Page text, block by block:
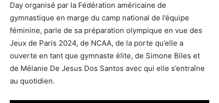
Day organisé par la Fédération américaine de
gymnastique en marge du camp national de l’équipe
féminine, parle de sa préparation olympique en vue des
Jeux de Paris 2024, de NCAA, de la porte qu’elle a
ouverte en tant que gymnaste élite, de Simone Biles et
de Mélanie De Jesus Dos Santos avec qui elle s’entraîne
au quotidien.